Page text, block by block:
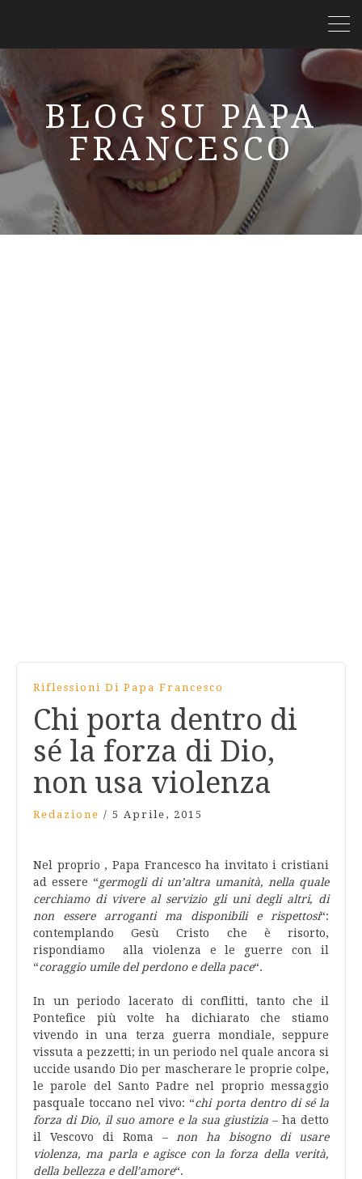
BLOG SU PAPA
FRANCESCO
Riflessioni Di Papa Francesco
Chi porta dentro di
sé la forza di Dio,
non usa violenza
Redazione / 5 Aprile, 2015
Nel proprio , Papa Francesco ha invitato i cristiani
ad essere “germogli di un’altra umanità, nella quale
cerchiamo di vivere al servizio gli uni degli altri, di
non essere arroganti ma disponibili e rispettosi“:
contemplando Gesù Cristo che è risorto,
rispondiamo alla violenza e le guerre con il
“coraggio umile del perdono e della pace“.
In un periodo lacerato di conflitti, tanto che il
Pontefice più volte ha dichiarato che stiamo
vivendo in una terza guerra mondiale, seppure
vissuta a pezzetti; in un periodo nel quale ancora si
uccide usando Dio per mascherare le proprie colpe,
le parole del Santo Padre nel proprio messaggio
pasquale toccano nel vivo: “chi porta dentro di sé la
forza di Dio, il suo amore e la sua giustizia– ha detto
il Vescovo di Roma –non ha bisogno di usare
violenza, ma parla e agisce con la forza della verità,
della bellezza e dell’amore“.